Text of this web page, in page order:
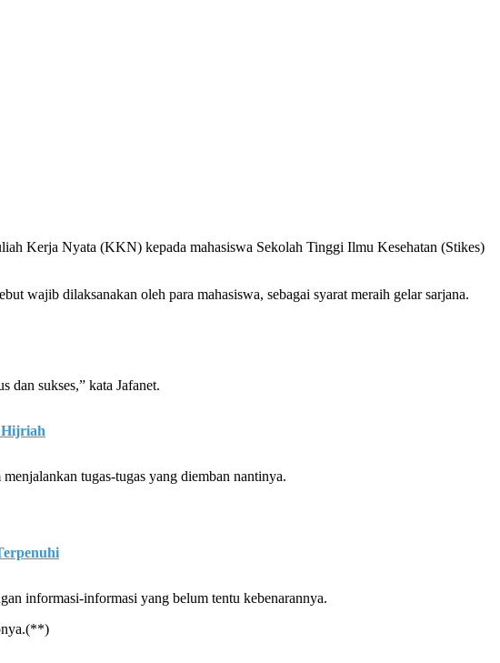
Kerja Nyata (KKN) kepada mahasiswa Sekolah Tinggi Ilmu Kesehatan (Stikes)
wajib dilaksanakan oleh para mahasiswa, sebagai syarat meraih gelar sarjana.
dan sukses,” kata Jafanet.
Hijriah
tugas-tugas yang diemban nantinya.
informasi-informasi yang belum tentu kebenarannya.